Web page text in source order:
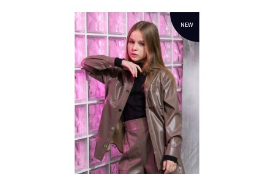
NEW